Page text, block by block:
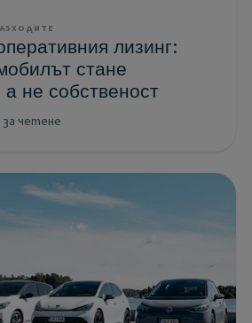
лизинг:
стане
не собственост
за четене